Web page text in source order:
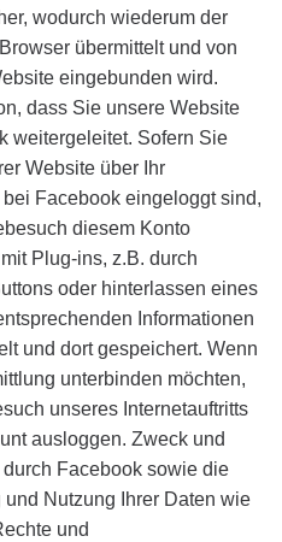
wodurch wiederum der
übermittelt und von
eingebunden wird.
dass Sie unsere Website
weitergeleitet. Sofern Sie
Website über Ihr
Facebook eingeloggt sind,
diesem Konto
Plug-ins, z.B. durch
oder hinterlassen eines
Informationen
und dort gespeichert. Wenn
unterbinden möchten,
unseres Internetauftritts
ausloggen. Zweck und
Facebook sowie die
Nutzung Ihrer Daten wie
und